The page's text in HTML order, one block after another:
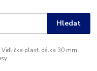
Hledat
Vidlička plast. délka 30 mm,